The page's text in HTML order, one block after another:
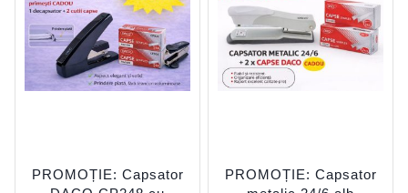
PROMOȚIE: Capsator
PROMOȚIE: Capsator